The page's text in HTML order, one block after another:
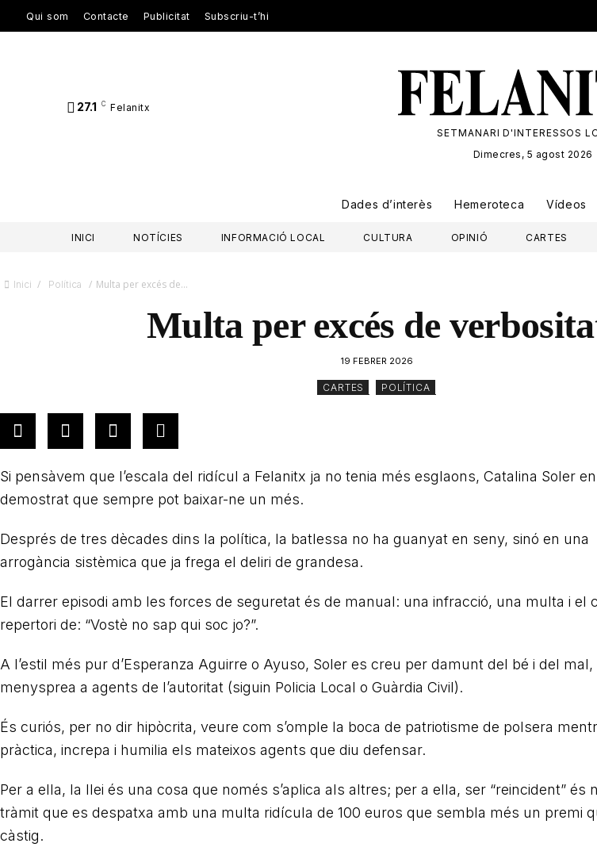
Qui som Contacte Publicitat Subscriu-t’hi
27.1 C Felanitx
SETMANARI D'INTERESSOS
Dimecres, 5 agost 2026
Dades d’interès Hemeroteca Vídeos
INICI NOTÍCIES INFORMACIÓ LOCAL CULTURA OPINIÓ CARTES
Inici / Política / Multa per excés de...
Multa per excés de
19 FEBRER 2026
CARTES POLÍTICA
Si pensàvem que l’escala del ridícul a Felanitx ja no tenia més esglaons, Catalina Soler
demostrat que sempre pot baixar-ne un més.
Després de tres dècades dins la política, la batlessa no ha guanyat en seny, sinó en una
arrogància sistèmica que ja frega el deliri de grandesa.
El darrer episodi amb les forces de seguretat és de manual: una infracció, una multa i el
repertori de: “Vostè no sap qui soc jo?”.
A l’estil més pur d’Esperanza Aguirre o Ayuso, Soler es creu per damunt del bé i del mal,
menysprea a agents de l’autoritat (siguin Policia Local o Guàrdia Civil).
És curiós, per no dir hipòcrita, veure com s’omple la boca de patriotisme de polsera
pràctica, increpa i humilia els mateixos agents que diu defensar.
Per a ella, la llei és una cosa que només s’aplica als altres; per a ella, ser “reincident” és
tràmit que es despatxa amb una multa ridícula de 100 euros que sembla més un premi
càstig.